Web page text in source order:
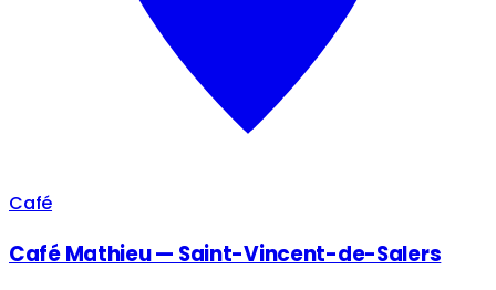
Café
Café Mathieu — Saint-Vincent-de-Salers